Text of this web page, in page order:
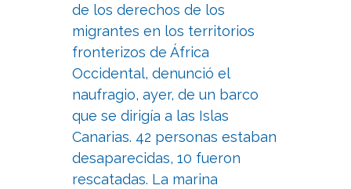
de los derechos de los
migrantes en los territorios
fronterizos de África
Occidental, denunció el
naufragio, ayer, de un barco
que se dirigía a las Islas
Canarias. 42 personas estaban
desaparecidas, 10 fueron
rescatadas. La marina